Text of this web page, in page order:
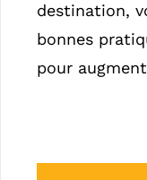
destination,
bonnes
pour